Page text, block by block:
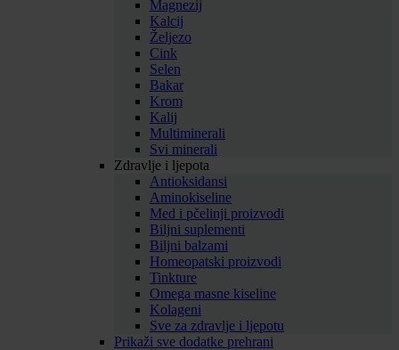
Magnezij
Kalcij
Željezo
Cink
Selen
Bakar
Krom
Kalij
Multiminerali
Svi minerali
Zdravlje i ljepota
Antioksidansi
Aminokiseline
Med i pčelinji proizvodi
Biljni suplementi
Biljni balzami
Homeopatski proizvodi
Tinkture
Omega masne kiseline
Kolageni
Sve za zdravlje i ljepotu
Prikaži sve dodatke prehrani